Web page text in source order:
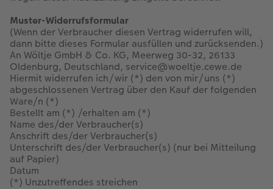
Muster-Widerrufsformular
(Wenn der Verbraucher diesen Vertrag widerrufen will,
dann bitte dieses Formular ausfüllen und zurücksenden.)
An Wöltje GmbH & Co. KG, Meerweg 30-32, 26133
Oldenburg, Deutschland, service@woeltje.cewe.de
Hiermit widerrufen ich/wir (*) den von mir/uns (*)
abgeschlossenen Vertrag über den Kauf der folgenden
Ware/n (*)
Bestellt am (*) /erhalten am (*)
Name des/der Verbraucher(s)
Anschrift des/der Verbraucher(s)
Unterschrift des/der Verbraucher(s) (nur bei Mitteilung
auf Papier)
Datum
(*) Unzutreffendes streichen